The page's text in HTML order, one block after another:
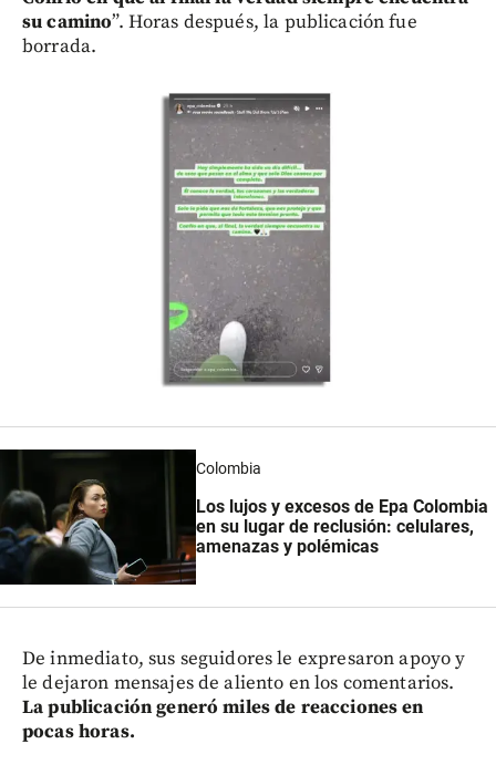
su camino”. Horas después, la publicación fue
borrada.
Colombia
Los lujos y excesos de Epa Colombia
en su lugar de reclusión: celulares,
amenazas y polémicas
De inmediato, sus seguidores le expresaron apoyo y
le dejaron mensajes de aliento en los comentarios.
La publicación generó miles de reacciones en
pocas horas.